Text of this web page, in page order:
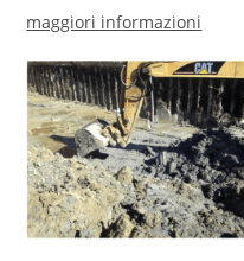
maggiori informazioni